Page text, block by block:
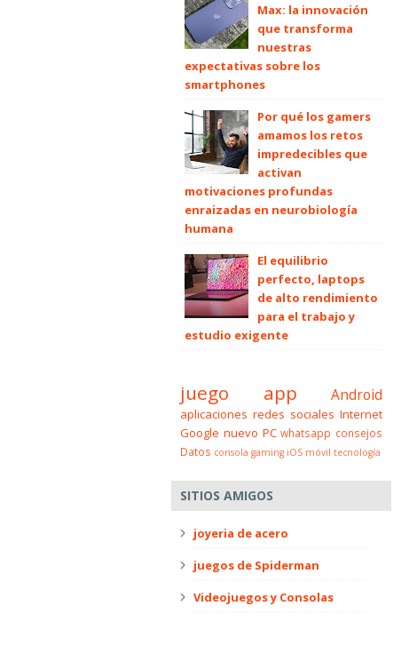
Max: la innovación
que transforma
nuestras
expectativas sobre los
smartphones
Por qué los gamers
amamos los retos
impredecibles que
activan
motivaciones profundas
enraizadas en neurobiología
humana
El equilibrio
perfecto, laptops
de alto rendimiento
para el trabajo y
estudio exigente
juego app Android
aplicaciones redes sociales Internet
Google nuevo PC whatsapp consejos
Datos consola gaming iOS móvil tecnología
SITIOS AMIGOS
joyeria de acero
juegos de Spiderman
Videojuegos y Consolas